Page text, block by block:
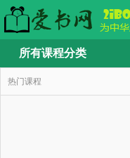
所有课程分类
热门课程